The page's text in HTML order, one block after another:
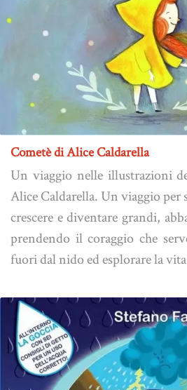
Cometè di Alice Caldarella
Un viaggio nelle illustrazioni
Alice Caldarella. Un viaggio
crescere e diventare grandi,
prendendo il coraggio che
fuori dal nido ed esplorare la